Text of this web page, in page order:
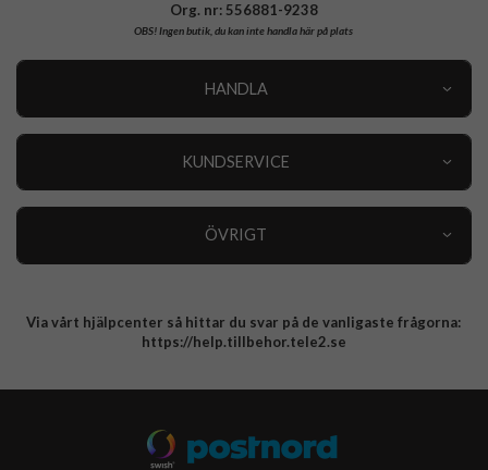
Org. nr: 556881-9238
OBS!Ingen butik, du kan inte handla här på plats
HANDLA
KUNDSERVICE
ÖVRIGT
Integritetspolicy
Via vårt hjälpcenter så hittar du svar på de vanligaste frågorna:
https://help.tillbehor.tele2.se